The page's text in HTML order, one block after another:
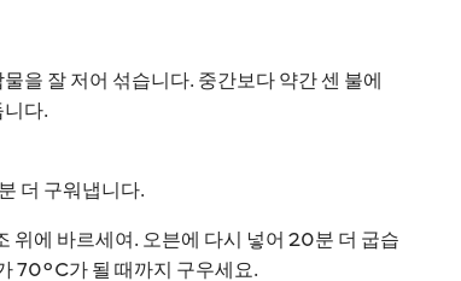
을 잘 저어 섞습니다. 중간보다 약간 센 불에
다.
더 구워냅니다.
위에 바르세여. 오븐에 다시 넣어 20분 더 굽습
70°C가 될 때까지 구우세요.